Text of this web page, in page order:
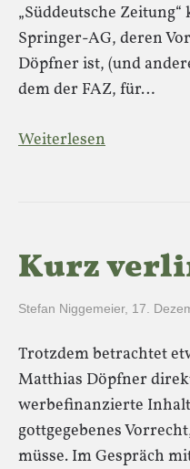
„Süddeutsche
Springer-AG, deren
Döpfner ist, (und
dem der FAZ, für…
Weiterlesen
Kurz
Stefan Niggemeier, 17.
Trotzdem betrachtet
Matthias Döpfner
werbefinanzierte
gottgegebenes
müsse. Im Gespräch